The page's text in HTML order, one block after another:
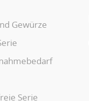
Gewürze
Serie